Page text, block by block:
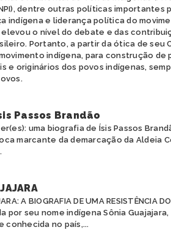
dentre outras políticas importantes
indígena e liderança política do
elevou o nível do debate e das
Portanto, a partir da ótica de seu
indígena, para construção
e originários dos povos indígenas,
Passos Brandão
uma biografia de Ísis Passos
marcante da demarcação da Aldeia
A BIOGRAFIA DE UMA
por seu nome indígena Sônia
conhecida no país,...